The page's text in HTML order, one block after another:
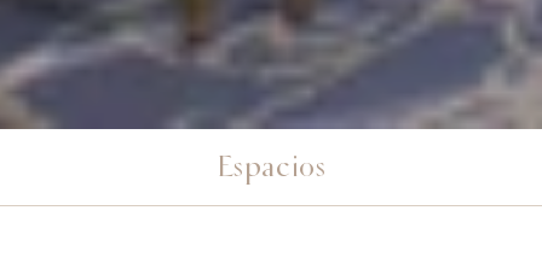
Espacios